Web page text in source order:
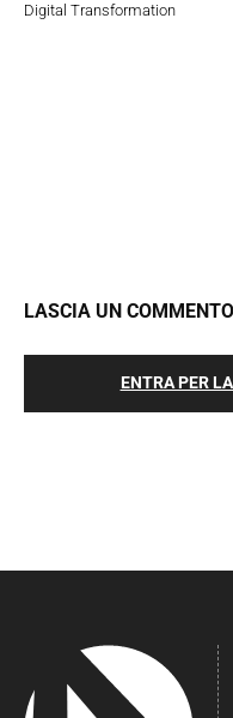
Digital Transformation
LASCIA UN COMMENTO
ENTRA PER